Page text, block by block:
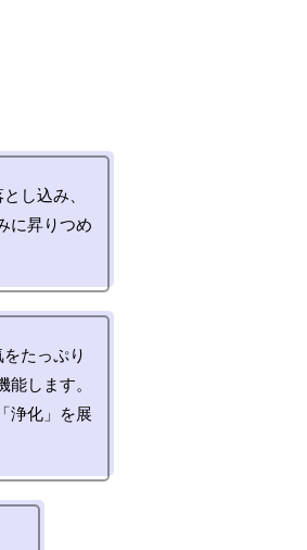
し込み、
に昇りつめ
たっぷり
します。
浄化」を展